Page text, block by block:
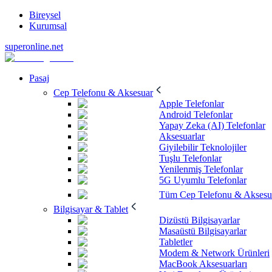
Bireysel
Kurumsal
superonline.net
Pasaj
Cep Telefonu & Aksesuar
Apple Telefonlar
Android Telefonlar
Yapay Zeka (AI) Telefonlar
Aksesuarlar
Giyilebilir Teknolojiler
Tuşlu Telefonlar
Yenilenmiş Telefonlar
5G Uyumlu Telefonlar
Tüm Cep Telefonu &
Bilgisayar & Tablet
Dizüstü Bilgisayarlar
Masaüstü Bilgisayarlar
Tabletler
Modem & Network Ürünleri
MacBook Aksesuarları